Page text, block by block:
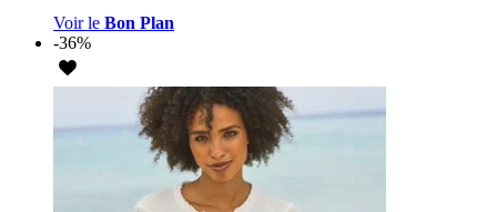
Voir le Bon Plan
-36%